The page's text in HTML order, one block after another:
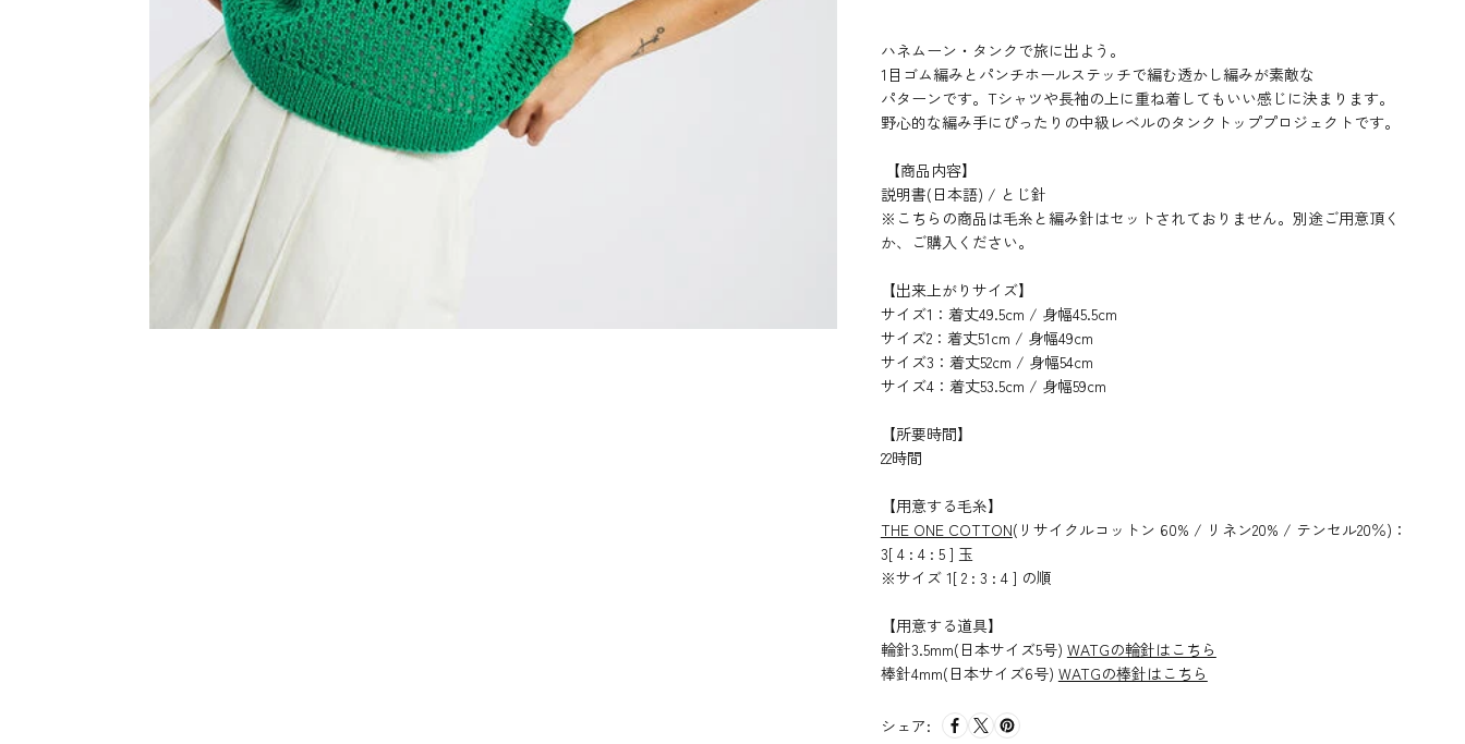
ハネムーン・タンクで旅に出よう。
1目ゴム編みとパンチホールステッチで編む透かし編みが素敵な
パターンです。 Tシャツや長袖の上に重ね着してもいい感じに決まります。
野心的な編み手にぴったりの中級レベルのタンクトッププロジェクトです。
【商品内容】
説明書(日本語) / とじ針
※こちらの商品は毛糸と編み針はセットされておりません。別途ご用意頂く
か、ご購入ください。
【出来上がりサイズ】
サイズ1：着丈49.5cm / 身幅45.5cm
サイズ2：着丈51cm / 身幅49cm
サイズ3：着丈52cm / 身幅54cm
サイズ4：着丈53.5cm / 身幅59cm
【所要時間】
22時間
【用意する毛糸】
THE ONE COTTON(リサイクルコットン 60% / リネン20% / テンセル20％)：
3[ 4 : 4 : 5 ] 玉
※サイズ 1[ 2 : 3 : 4 ] の順
【用意する道具】
輪針3.5mm(日本サイズ5号) WATGの輪針はこちら
棒針4mm(日本サイズ6号) WATGの棒針はこちら
シェア: